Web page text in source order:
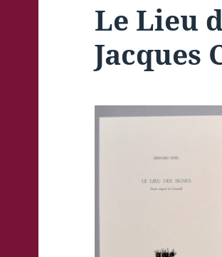
Le Lieu
Jacques